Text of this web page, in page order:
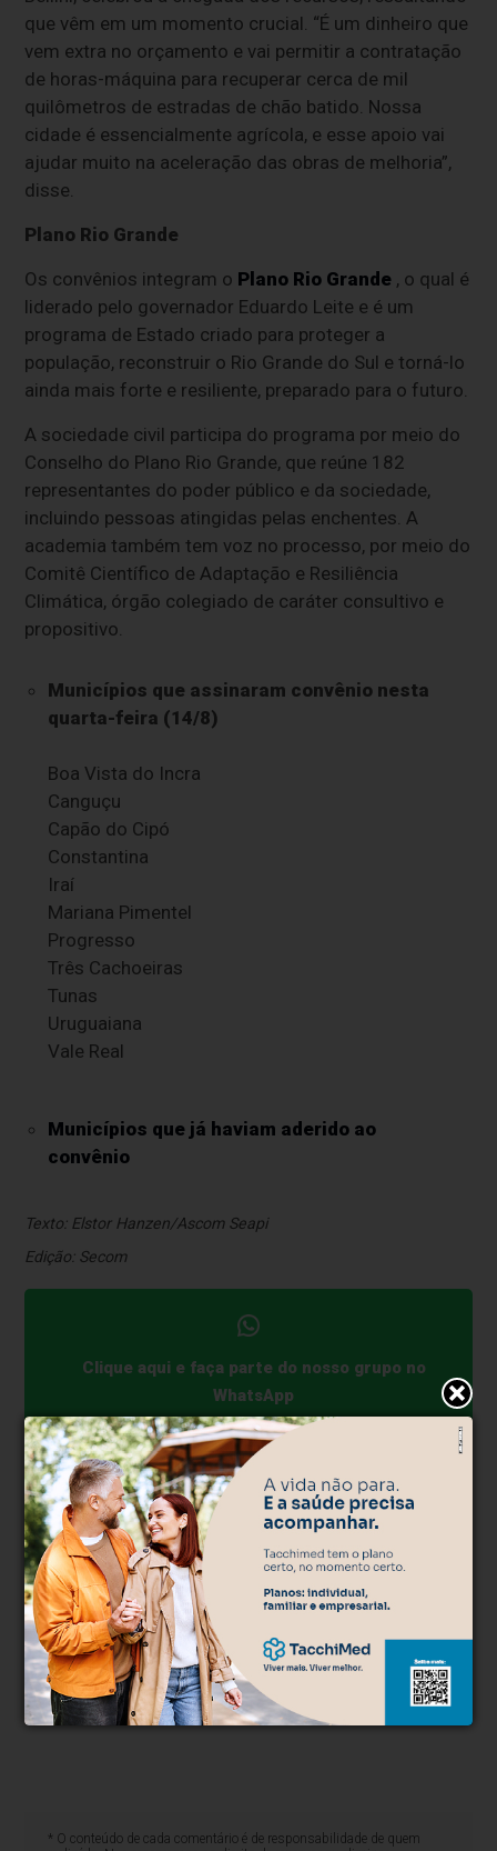
que vêm em um momento crucial. “É um dinheiro que
vem extra no orçamento e vai permitir a contratação
de horas-máquina para recuperar cerca de mil
quilômetros de estradas de chão batido. Nossa
cidade é essencialmente agrícola, e esse apoio vai
ajudar muito na aceleração das obras de melhoria”,
disse.
Plano Rio Grande
Os convênios integram o Plano Rio Grande , o qual é
liderado pelo governador Eduardo Leite e é um
programa de Estado criado para proteger a
população, reconstruir o Rio Grande do Sul e torná-lo
ainda mais forte e resiliente, preparado para o futuro.
A sociedade civil participa do programa por meio do
Conselho do Plano Rio Grande, que reúne 182
representantes do poder público e da sociedade,
incluindo pessoas atingidas pelas enchentes. A
academia também tem voz no processo, por meio do
Comitê Científico de Adaptação e Resiliência
Climática, órgão colegiado de caráter consultivo e
propositivo.
Municípios que assinaram convênio nesta
quarta-feira (14/8)
Boa Vista do Incra
Canguçu
Capão do Cipó
Constantina
Iraí
Mariana Pimentel
Progresso
Três Cachoeiras
Tunas
Uruguaiana
Vale Real
Municípios que já haviam aderido ao
convênio
Texto: Elstor Hanzen/Ascom Seapi
Edição: Secom
Clique aqui e faça parte do nosso grupo no
WhatsApp
* O conteúdo de cada comentário é de responsabilidade de quem